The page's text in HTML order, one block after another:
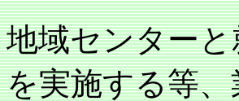
地域センター
を実施する等